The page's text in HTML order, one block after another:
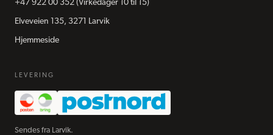
+47 922 00 352 (Virkedager 10 til 15)
Elveveien 135, 3271 Larvik
Hjemmeside
LEVERING
Sendes fra Larvik.